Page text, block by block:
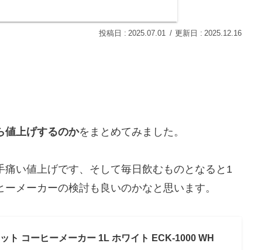
2025.07.01 2025.12.16
値上げするのかをまとめてみました。
い値上げです、そして毎日飲むものとなると1
メーカーの検討も良いのかなと思います。
ト コーヒーメーカー 1L ホワイト ECK-1000 WH